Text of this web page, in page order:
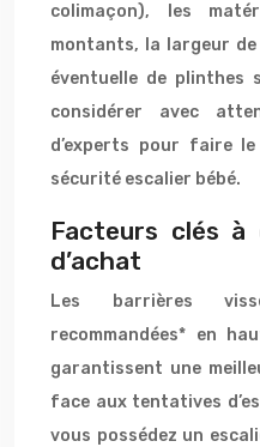
colimaçon), les
montants, la largeur
éventuelle de
considérer avec
d’experts pour faire
sécurité escalier bébé.
Facteurs clés à
d’achat
Les barrières
recommandées* en
garantissent une
face aux tentatives
vous possédez un